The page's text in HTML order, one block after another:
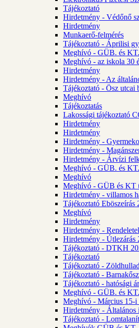
Tájékoztató
Hirdetmény - Védőnő
Hirdetmény
Munkaerő-felmérés
Tájékoztató - Áprilisi
Meghívó - GÜB. és
Meghívó - az iskola 30
Hirdetmény
Hirdetmény - Az
Tájékoztató - Ösz utcai
Meghívó
Tájékoztatás
Lakossági tájékoztató
Hirdetmény
Hirdetmény
Hirdetmény -
Hirdetmény -
Hirdetmény - Árvízi
Meghívó - GÜB. és
Meghívó
Meghívó - GÜB és KT
Hirdetmény - villamos
Tájékoztató Eböszeírás
Meghívó
Hirdetmény
Hirdetmény -
Hirdetmény -
Tájékoztató - DTKH
Tájékoztató
Tájékoztató -
Tájékoztató -
Tájékoztató - hatósági
Meghívó - GÜB. és
Meghívó - Március 15-i
Hirdetmény - Általános
Tájékoztató -